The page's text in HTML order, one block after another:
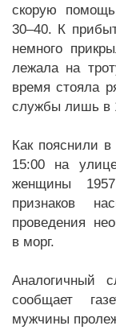
скорую
30–40. К
немного
лежала на
время стояла
службы лишь в
Как пояснили
15:00 на
женщины
признаков
проведения
в морг.
Аналогичный
сообщает
мужчины